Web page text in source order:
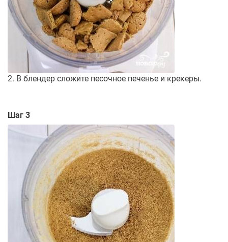
2. В блендер сложите песочное печенье и крекеры.
Шаг 3